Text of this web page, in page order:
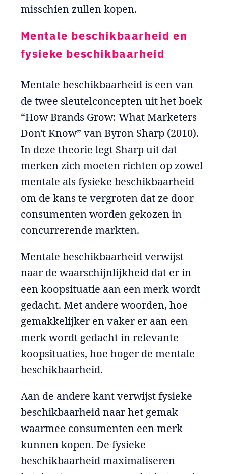
misschien zullen kopen.
Mentale beschikbaarheid en
fysieke beschikbaarheid
Mentale beschikbaarheid is een van
de twee sleutelconcepten uit het boek
“How Brands Grow: What Marketers
Don't Know” van Byron Sharp (2010).
In deze theorie legt Sharp uit dat
merken zich moeten richten op zowel
mentale als fysieke beschikbaarheid
om de kans te vergroten dat ze door
consumenten worden gekozen in
concurrerende markten.
Mentale beschikbaarheid verwijst
naar de waarschijnlijkheid dat er in
een koopsituatie aan een merk wordt
gedacht. Met andere woorden, hoe
gemakkelijker en vaker er aan een
merk wordt gedacht in relevante
koopsituaties, hoe hoger de mentale
beschikbaarheid.
Aan de andere kant verwijst fysieke
beschikbaarheid naar het gemak
waarmee consumenten een merk
kunnen kopen. De fysieke
beschikbaarheid maximaliseren